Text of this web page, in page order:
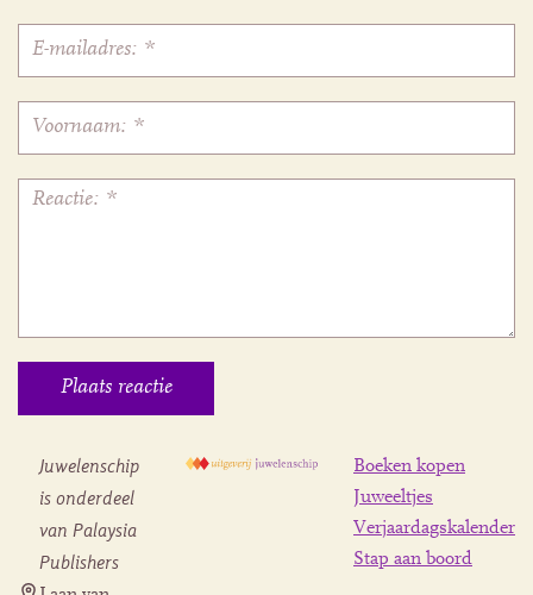
Juwelenschip
is onderdeel
van Palaysia
Publishers
Boeken kopen
Juweeltjes
Verjaardagskalender
Stap aan boord